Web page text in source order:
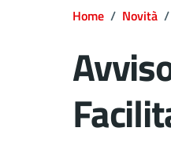
Home / Novità /